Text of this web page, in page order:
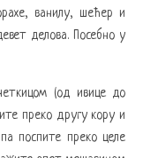
ванилу, шећер и
делова. Посебно у
(од ивице до
преко другу кору и
поспите преко целе